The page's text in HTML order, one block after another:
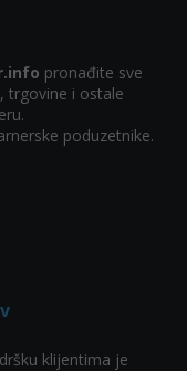
pronađite sve
trgovine i ostale
poduzetnike.
klijentima je